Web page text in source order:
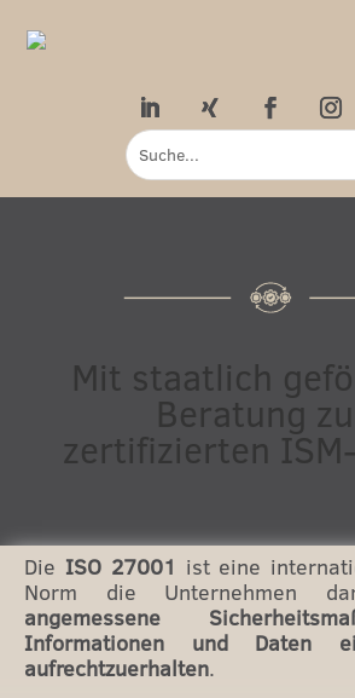
Mit staatlich
Beratung
zertifizierten
Die ISO 27001 ist eine
Norm die Unternehmen
angemessene
Informationen und Daten
aufrechtzuerhalten.